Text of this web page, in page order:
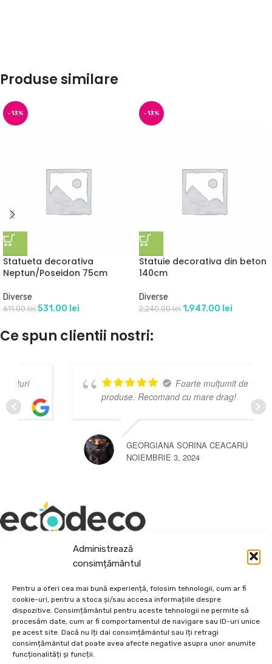
Administrează
consimțământul
Pentru a oferi cea mai bună experiență, folosim tehnologii, cum ar fi
cookie-uri, pentru a stoca și/sau accesa informațiile despre
dispozitive. Consimțământul pentru aceste tehnologii ne permite să
procesăm date, cum ar fi comportamentul de navigare sau ID-uri unice
pe acest site. Dacă nu îți dai consimțământul sau îți retragi
consimțământul dat poate avea afecte negative asupra unor anumite
funcționalități și funcții.
Produse similare
-13%
Statueta decorativa
Neptun/Poseidon 75cm
Diverse
611.00lei 531.00 lei
-13%
Statuie decorativa din beton
140cm
Diverse
2,240.00lei 1,947.00 lei
Ce spun clientii nostri:
Foarte mulțumit de
produse. Recomand cu mare drag!
GEORGIANA SORINA CEACARU
NOIEMBRIE 3, 2024
Depozit En-Gross și En-Detail
Piatră Decorativă și Plante Ornamentale
Preturi accesibile, calitate si diversitate.
DE 70, vis-a-vis de Termo Ișalnița, Craiova, Dolj, Romania
+40760973126